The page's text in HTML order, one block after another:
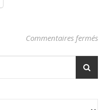
Commentaires fermés